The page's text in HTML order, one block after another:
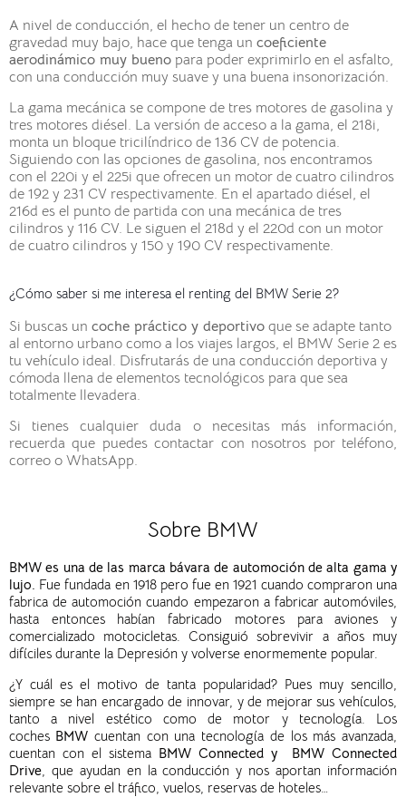
A nivel de conducción, el hecho de tener un centro de
gravedad muy bajo, hace que tenga un coeficiente
aerodinámico muy bueno para poder exprimirlo en el asfalto,
con una conducción muy suave y una buena insonorización.
La gama mecánica se compone de tres motores de gasolina y
tres motores diésel. La versión de acceso a la gama, el 218i,
monta un bloque tricilíndrico de 136 CV de potencia.
Siguiendo con las opciones de gasolina, nos encontramos
con el 220i y el 225i que ofrecen un motor de cuatro cilindros
de 192 y 231 CV respectivamente. En el apartado diésel, el
216d es el punto de partida con una mecánica de tres
cilindros y 116 CV. Le siguen el 218d y el 220d con un motor
de cuatro cilindros y 150 y 190 CV respectivamente.
¿Cómo saber si me interesa el renting del BMW Serie 2?
Si buscas un coche práctico y deportivo que se adapte tanto
al entorno urbano como a los viajes largos, el BMW Serie 2 es
tu vehículo ideal. Disfrutarás de una conducción deportiva y
cómoda llena de elementos tecnológicos para que sea
totalmente llevadera.
Si tienes cualquier duda o necesitas más información,
recuerda que puedes contactar con nosotros por teléfono,
correo o WhatsApp.
Sobre BMW
BMW es una de las marca bávara de automoción de alta gama y
lujo. Fue fundada en 1918 pero fue en 1921 cuando compraron una
fabrica de automoción cuando empezaron a fabricar automóviles,
hasta entonces habían fabricado motores para aviones y
comercializado motocicletas. Consiguió sobrevivir a años muy
difíciles durante la Depresión y volverse enormemente popular.
¿Y cuál es el motivo de tanta popularidad? Pues muy sencillo,
siempre se han encargado de innovar, y de mejorar sus vehículos,
tanto a nivel estético como de motor y tecnología. Los
coches BMW cuentan con una tecnología de los más avanzada,
cuentan con el sistema BMW Connected y BMW Connected
Drive , que ayudan en la conducción y nos aportan información
relevante sobre el tráfico, vuelos, reservas de hoteles…